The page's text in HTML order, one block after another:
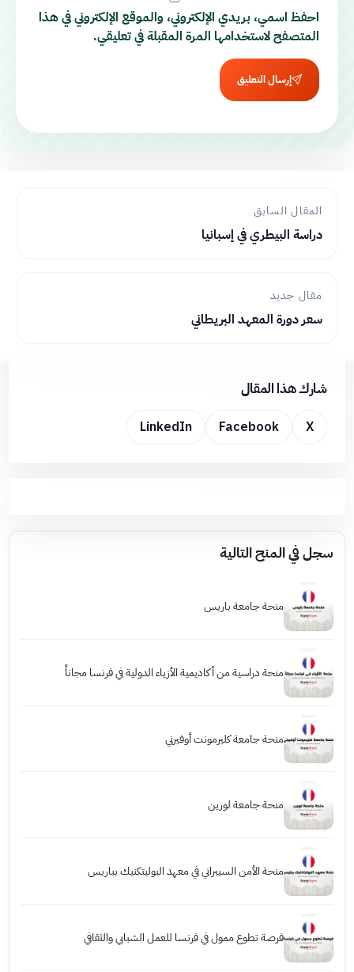
احفظ اسمي، بريدي الإلكتروني، والموقع الإلكتروني في هذا
المتصفح لاستخدامها المرة المقبلة في تعليقي.
إرسال التعليق
المقال السابق
دراسة البيطري في إسبانيا
مقال جديد
سعر دورة المعهد البريطاني
شارك هذا المقال
X
Facebook
LinkedIn
سجل في المنح التالية
منحة جامعة باريس
منحة دراسية من أكاديمية الأزياء الدولية في فرنسا مجاناً
منحة جامعة كليرمونت أوفيرني
منحة جامعة لورين
منحة الأمن السيبراني في معهد البوليتكنيك بباريس
فرصة تطوع ممول في فرنسا للعمل الشبابي والثقافي